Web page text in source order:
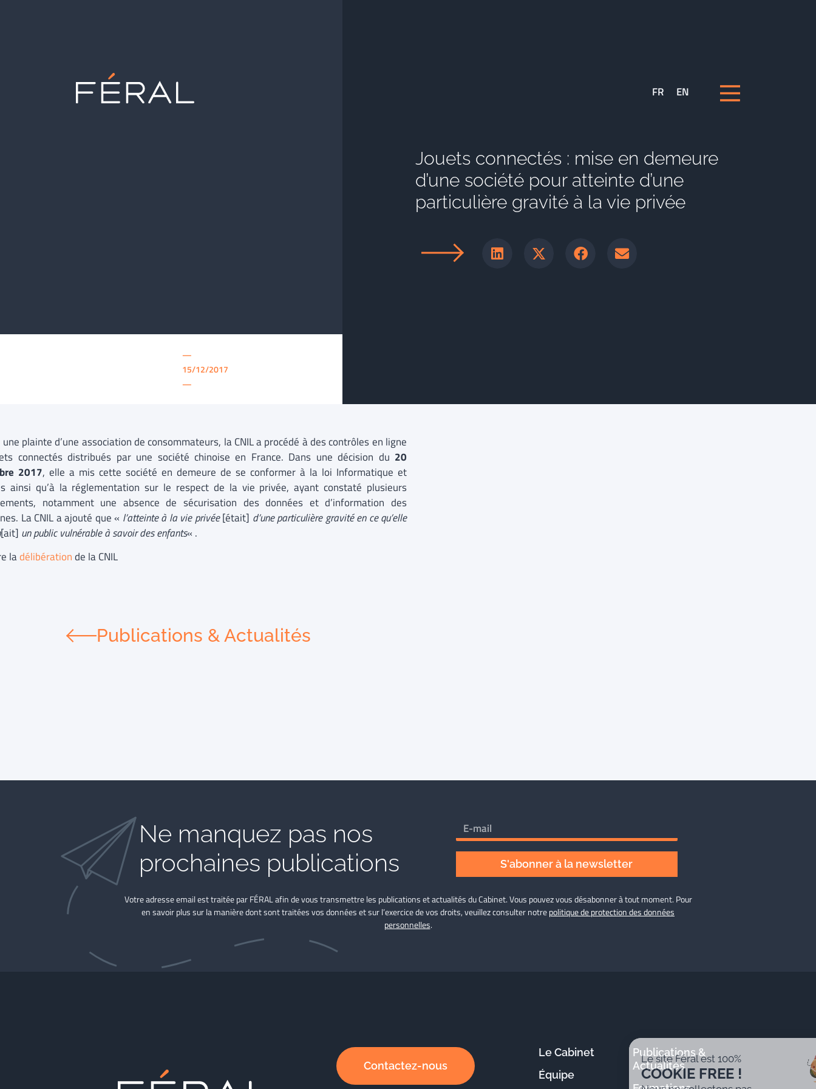
FR EN
—
15/12/2017
—
Jouets connectés : mise en demeure
d’une société pour atteinte d’une
particulière gravité à la vie privée
plainte d’une association de consommateurs, la CNIL a procédé à des contrôles en ligne
connectés distribués par une société chinoise en France. Dans une décision du 20
2017, elle a mis cette société en demeure de se conformer à la loi Informatique et
ainsi qu’à la réglementation sur le respect de la vie privée, ayant constaté plusieurs
notamment une absence de sécurisation des données et d’information des
La CNIL a ajouté que « l’atteinte à la vie privée[était] d’une particulière gravité en ce qu’elle
[ait] un public vulnérable à savoir des enfants« .
ladélibérationde la CNIL
Publications & Actualités
Ne manquez pas nos
prochaines publications
S'abonner à la newsletter
Votre adresse email est traitée par FÉRAL afin de vous transmettre les publications et actualités du Cabinet. Vous pouvez vous désabonner à tout moment. Pour
en savoir plus sur la manière dont sont traitées vos données et sur l’exercice de vos droits, veuillez consulter notrepolitique de protection des données
personnelles.
Contactez-nous
Le Cabinet
Équipe
Publications &
Actualités
Le site Féral est 100%
COOKIE FREE !